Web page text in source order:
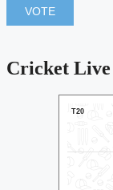
Cricket Live
T20